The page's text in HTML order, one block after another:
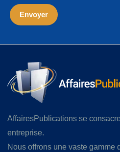
AffairesPublications se
entreprise.
Nous offrons une vaste gamme